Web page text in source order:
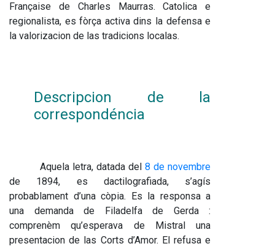
Française de Charles Maurras. Catolica e
regionalista, es fòrça activa dins la defensa e
la valorizacion de las tradicions localas.
Descripcion de la
correspondéncia
Aquela letra, datada del 8 de novembre
de 1894, es dactilografiada, s’agís
probablament d’una còpia. Es la responsa a
una demanda de Filadelfa de Gerda :
comprenèm qu’esperava de Mistral una
presentacion de las Corts d’Amor. El refusa e